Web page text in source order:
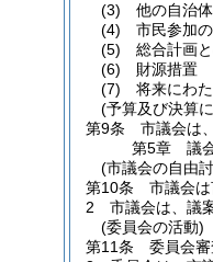
(3)
他の自治
(4)
市民参加
(5)
総合計画
(6)
財源措置
(7)
将来にわ
(予算及び決算
第9条
市議会は
第5章
議
(市議会の自由
第10条
市議会
2
市議会は、議
(委員会の活動)
第11条
委員会